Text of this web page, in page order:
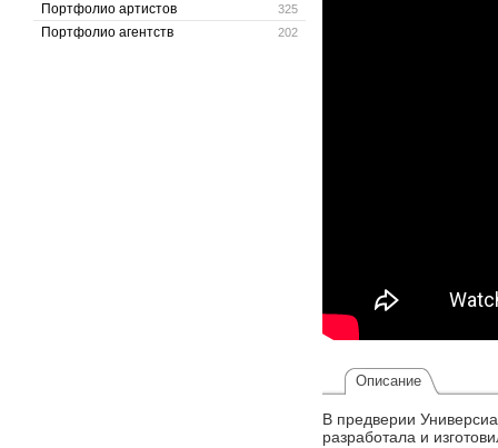
325
Портфолио артистов
202
Портфолио агентств
Описание
В предверии
разработала и